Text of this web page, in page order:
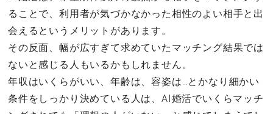
ることで、利用者が気づかなかった相性のよい相手と出
会えるというメリットがあります。
その反面、幅が広すぎて求めていたマッチング結果では
ないと感じる人もいるかもしれません。
年収はいくらがいい、年齢は、容姿は…とかなり細かい
条件をしっかり決めている人は、AI婚活でいくらマッチ